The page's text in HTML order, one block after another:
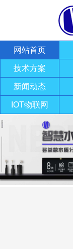
网站首页
技术方案
新闻动态
IOT物联网